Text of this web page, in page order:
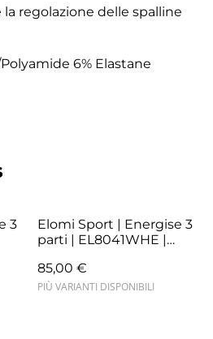
regolazione delle spalline
6% Elastane
3
Elomi Sport | Energise 3
parti | EL8041WHE |
85,00 €
PIÙ VARIANTI DISPONIBILI